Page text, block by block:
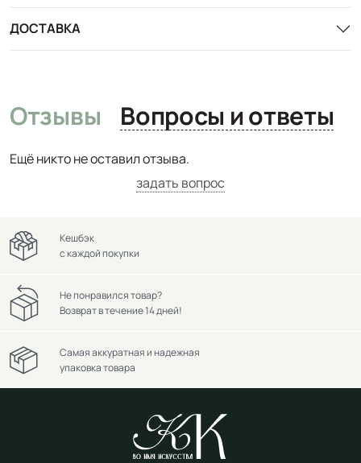
ДОСТАВКА
Отзывы Вопросы и ответы
Ещё никто не оставил отзыва.
задать вопрос
Кешбэк
с каждой покупки
Не понравился товар?
Возврат в течение 14 дней!
Самая аккуратная и надежная
упаковка товара